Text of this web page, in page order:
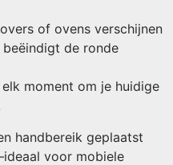
of ovens verschijnen
de ronde
moment om je huidige
handbereik geplaatst
voor mobiele